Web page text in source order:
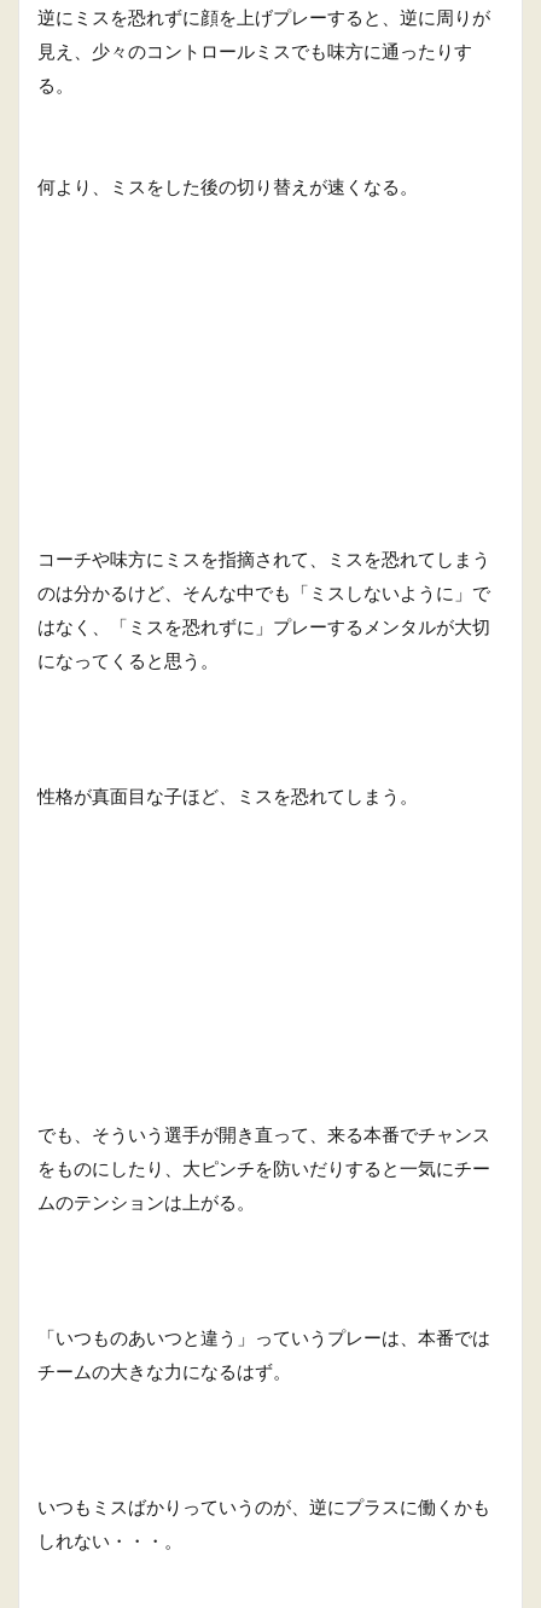
逆にミスを恐れずに顔を上げプレーすると、逆に周りが
見え、少々のコントロールミスでも味方に通ったりす
る。
何より、ミスをした後の切り替えが速くなる。
コーチや味方にミスを指摘されて、ミスを恐れてしまう
のは分かるけど、そんな中でも「ミスしないように」で
はなく、「ミスを恐れずに」プレーするメンタルが大切
になってくると思う。
性格が真面目な子ほど、ミスを恐れてしまう。
でも、そういう選手が開き直って、来る本番でチャンス
をものにしたり、大ピンチを防いだりすると一気にチー
ムのテンションは上がる。
「いつものあいつと違う」っていうプレーは、本番では
チームの大きな力になるはず。
いつもミスばかりっていうのが、逆にプラスに働くかも
しれない・・・。